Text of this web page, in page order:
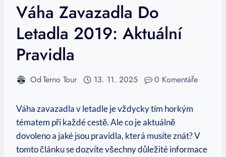
Váha Zavazadla Do
Letadla 2019: Aktuální
Pravidla
OdTerno Tour 13. 11. 2025 0 Komentáře
Váha zavazadla v letadle je vždycky tím horkým
tématem při každé cestě. Ale co je aktuálně
dovoleno a jaké jsou pravidla, která musíte znát? V
tomto článku se dozvíte všechny důležité informace